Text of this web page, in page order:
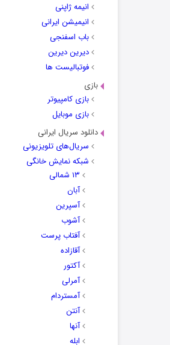
انیمه ژاپنی
انیمیشن ایرانی
باب اسفنجی
دیرین دیرین
فوتبالیست ها
بازی
بازی کامپیوتر
بازی موبایل
دانلود سریال ایرانی
سریال‌های تلویزیونی
شبکه نمایش خانگی
۱۳ شمالی
آبان
آسپرین
آشوب
آفتاب پرست
آقازاده
آکتور
آمرلی
آمستردام
آنتن
آنها
ابله